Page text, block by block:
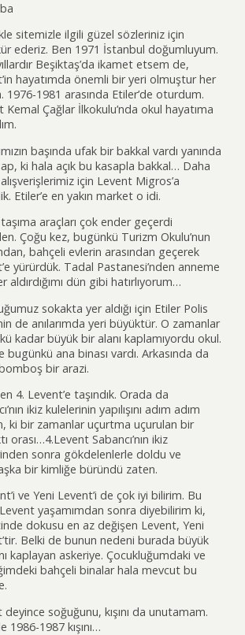
sitemizle ilgili güzel sözleriniz için
ederiz. Ben 1971 İstanbul doğumluyum.
Beşiktaş’da ikamet etsem de,
hayatımda önemli bir yeri olmuştur her
1976-1981 arasında Etiler’de oturdum.
Kemal Çağlar İlkokulu’nda okul hayatıma
başında ufak bir bakkal vardı yanında
ki hala açık bu kasapla bakkal… Daha
için Levent Migros’a
Etiler’e en yakın market o idi.
araçları çok ender geçerdi
Çoğu kez, bugünkü Turizm Okulu’nun
bahçeli evlerin arasından geçerek
yürürdük. Tadal Pastanesi’nden anneme
aldırdığımı dün gibi hatırlıyorum…
sokakta yer aldığı için Etiler Polis
de anılarımda yeri büyüktür. O zamanlar
kadar büyük bir alanı kaplamıyordu okul.
bugünkü ana binası vardı. Arkasında da
bir arazi.
4. Levent’e taşındık. Orada da
ikiz kulelerinin yapılışını adım adım
ki bir zamanlar uçurtma uçurulan bir
orası…4.Levent Sabancı’nın ikiz
sonra gökdelenlerle doldu ve
bir kimliğe büründü zaten.
ve Yeni Levent’i de çok iyi bilirim. Bu
yaşamımdan sonra diyebilirim ki,
dokusu en az değişen Levent, Yeni
Belki de bunun nedeni burada büyük
kaplayan askeriye. Çocukluğumdaki ve
bahçeli binalar hala mevcut bu
deyince soğuğunu, kışını da unutamam.
1986-1987 kışını…